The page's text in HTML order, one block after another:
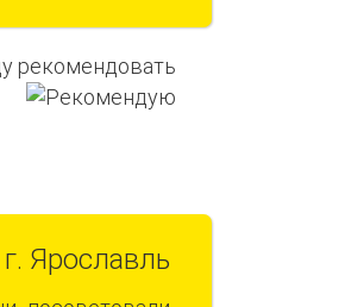
рекомендовать
г. Ярославль